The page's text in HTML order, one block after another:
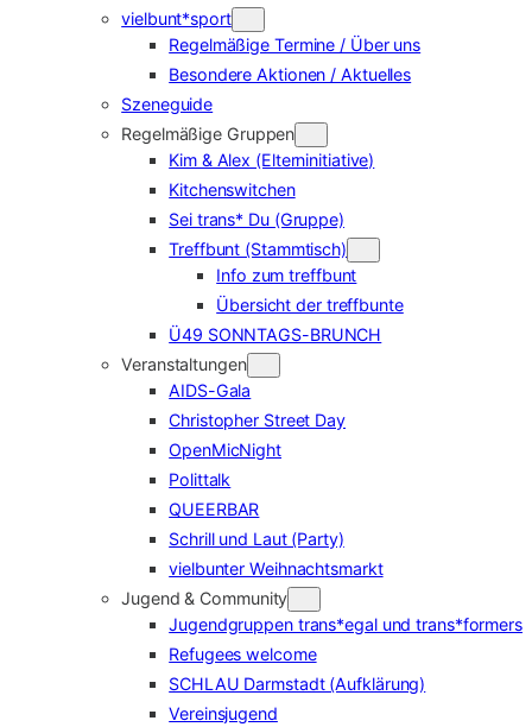
vielbunt*sport
Regelmäßige Termine / Über uns
Besondere Aktionen / Aktuelles
Szeneguide
Regelmäßige Gruppen
Kim & Alex (Elterninitiative)
Kitchenswitchen
Sei trans* Du (Gruppe)
Treffbunt (Stammtisch)
Info zum treffbunt
Übersicht der treffbunte
Ü49 SONNTAGS-BRUNCH
Veranstaltungen
AIDS-Gala
Christopher Street Day
OpenMicNight
Polittalk
QUEERBAR
Schrill und Laut (Party)
vielbunter Weihnachtsmarkt
Jugend & Community
Jugendgruppen trans*egal und trans*formers
Refugees welcome
SCHLAU Darmstadt (Aufklärung)
Vereinsjugend